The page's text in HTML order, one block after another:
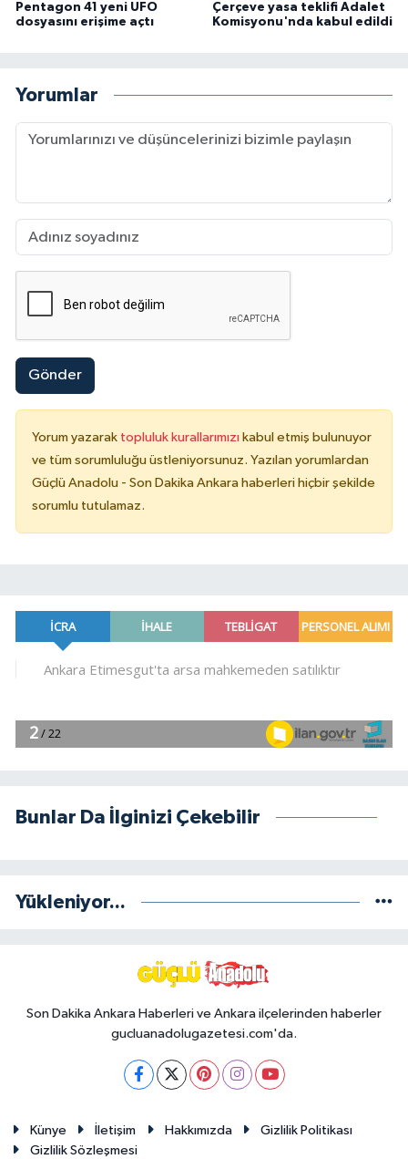
Pentagon 41 yeni UFO
dosyasını erişime açtı
Çerçeve yasa teklifi Adalet
Komisyonu'nda kabul edildi
Yorumlar
Gönder
Yorum yazarak topluluk kurallarımızı kabul etmiş bulunuyor
ve tüm sorumluluğu üstleniyorsunuz. Yazılan yorumlardan
Güçlü Anadolu - Son Dakika Ankara haberleri hiçbir şekilde
sorumlu tutulamaz.
Bunlar Da İlginizi Çekebilir
Yükleniyor...
Son Dakika Ankara Haberleri ve Ankara ilçelerinden haberler
gucluanadolugazetesi.com'da.
Künye İletişim Hakkımızda
Gizlilik Politikası
Gizlilik Sözleşmesi